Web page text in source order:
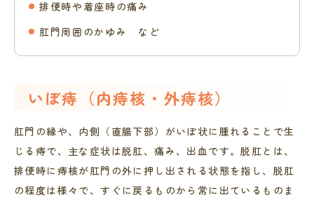
排便時や着座時の痛み
肛門周囲のかゆみ など
いぼ痔（内痔核・外痔核）
肛門の縁や、内側（直腸下部）がいぼ状に腫れることで生
じる痔で、主な症状は脱肛、痛み、出血です。脱肛とは、
排便時に痔核が肛門の外に押し出される状態を指し、脱肛
の程度は様々で、すぐに戻るものから常に出ているものま